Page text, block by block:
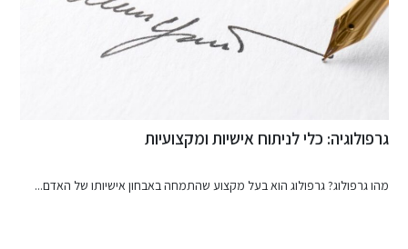
של האדם...
מכון בדיקה לרכב - למה זה חשוב?
כאשר אנחנו עומדים לפני רכישת רכב יד שנייה, אחת